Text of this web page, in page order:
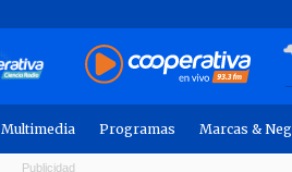
Multimedia Programas Marcas &